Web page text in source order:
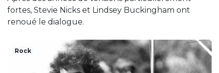
fortes, Stevie Nicks et Lindsey Buckingham ont
renoué le dialogue.
Rock